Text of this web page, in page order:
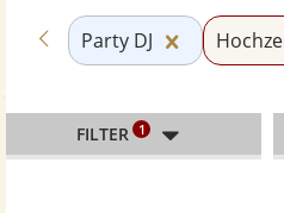
Zurück zu «DJs»
Party DJ
FILTER 1